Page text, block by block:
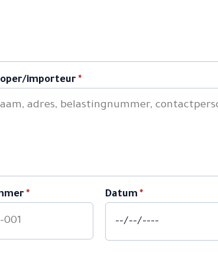
importeur *
* Datum *